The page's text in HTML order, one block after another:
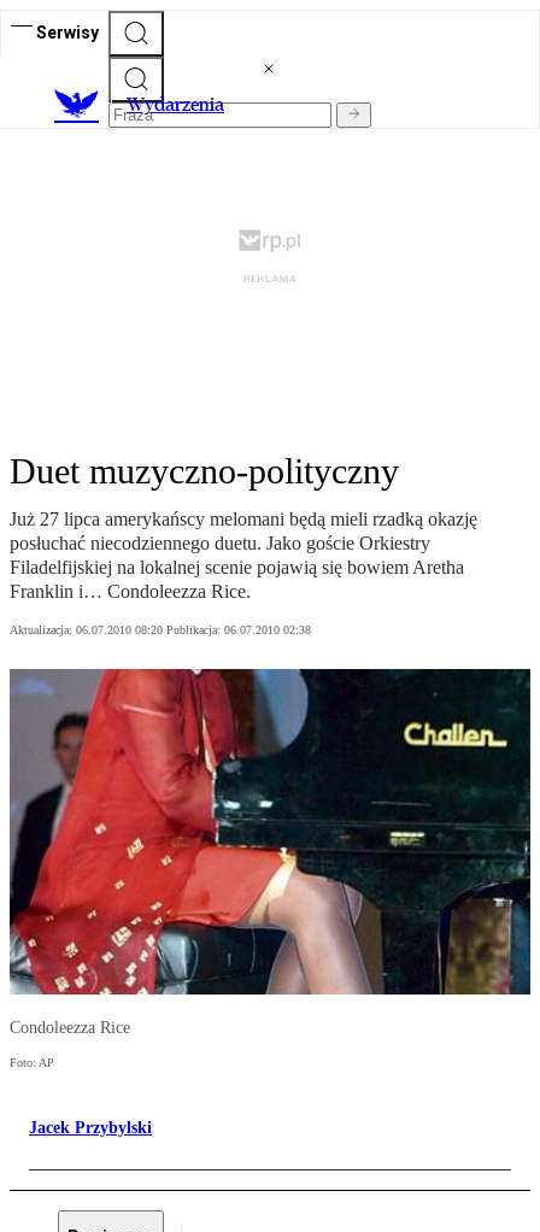
Serwisy
Wydarzenia
Duet muzyczno-polityczny
Już 27 lipca amerykańscy melomani będą mieli rzadką okazję
posłuchać niecodziennego duetu. Jako goście Orkiestry
Filadelfijskiej na lokalnej scenie pojawią się bowiem Aretha
Franklin i… Condoleezza Rice.
Aktualizacja: 06.07.2010 08:20 Publikacja: 06.07.2010 02:38
Condoleezza Rice
Foto: AP
Jacek Przybylski